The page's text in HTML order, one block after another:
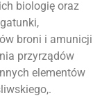
biologię oraz
broni i amunicji
przyrządów
elementów